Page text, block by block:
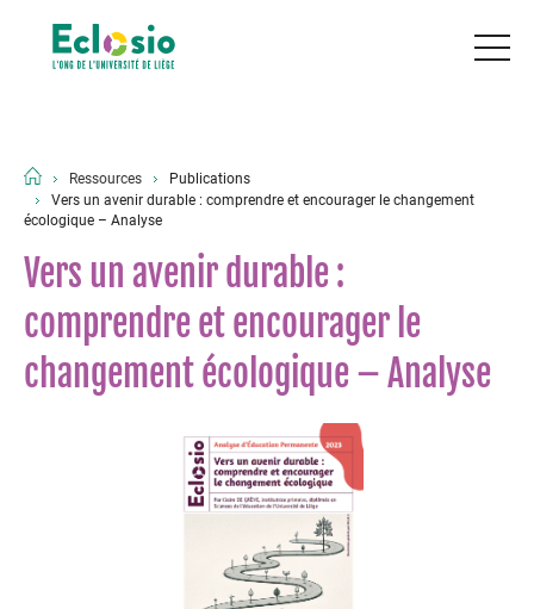
Ressources
Publications
Vers un avenir durable : comprendre et encourager le changement
écologique – Analyse
Vers un avenir durable :
comprendre et encourager le
changement écologique – Analyse